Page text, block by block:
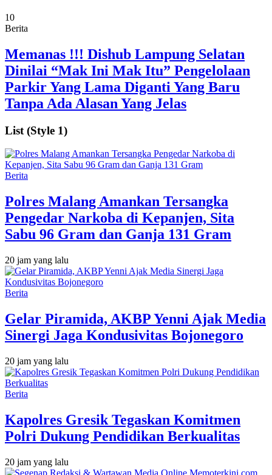
10
Berita
Memanas !!! Dishub Lampung Selatan
Dinilai “Mak Ini Mak Itu” Pengelolaan
Parkir Yang Lama Diganti Yang Baru
Tanpa Ada Alasan Yang Jelas
List (Style 1)
Berita
Polres Malang Amankan Tersangka
Pengedar Narkoba di Kepanjen, Sita
Sabu 96 Gram dan Ganja 131 Gram
20 jam yang lalu
Berita
Gelar Piramida, AKBP Yenni Ajak Media
Sinergi Jaga Kondusivitas Bojonegoro
20 jam yang lalu
Berita
Kapolres Gresik Tegaskan Komitmen
Polri Dukung Pendidikan Berkualitas
20 jam yang lalu